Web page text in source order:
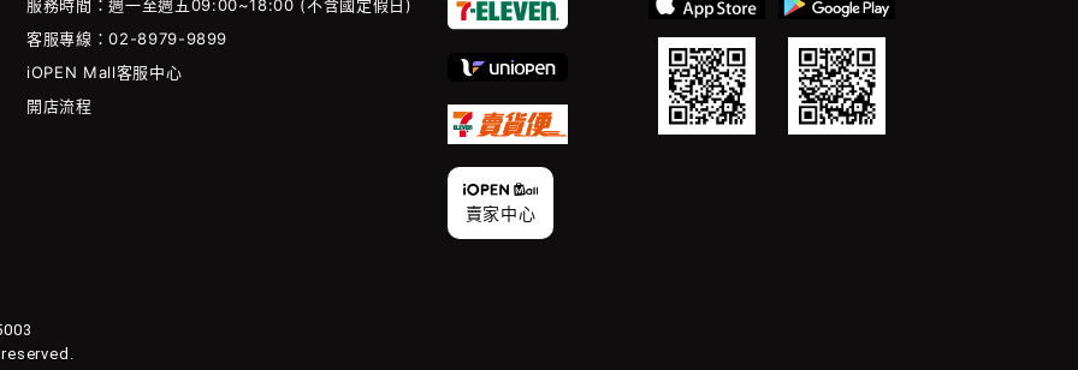
服務時間：週一至週五09:00~18:00 (不含國定假日)
客服專線：02-8979-9899
iOPEN Mall客服中心
開店流程
賣家中心